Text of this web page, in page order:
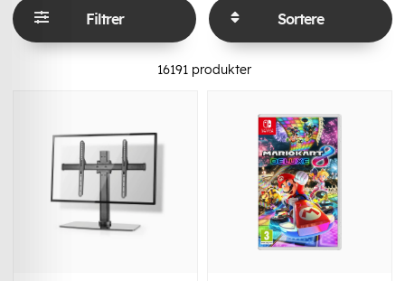
Filtrer Sortere
16191 produkter